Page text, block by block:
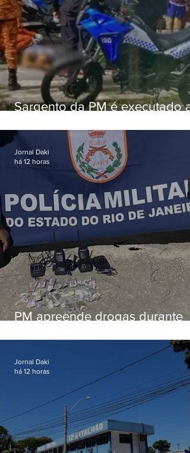
Sargento da PM é executado a
em Vaz Lobo
PM apreende drogas durante
Jornal Daki
há 12 horas
Jornal Daki
há 12 horas